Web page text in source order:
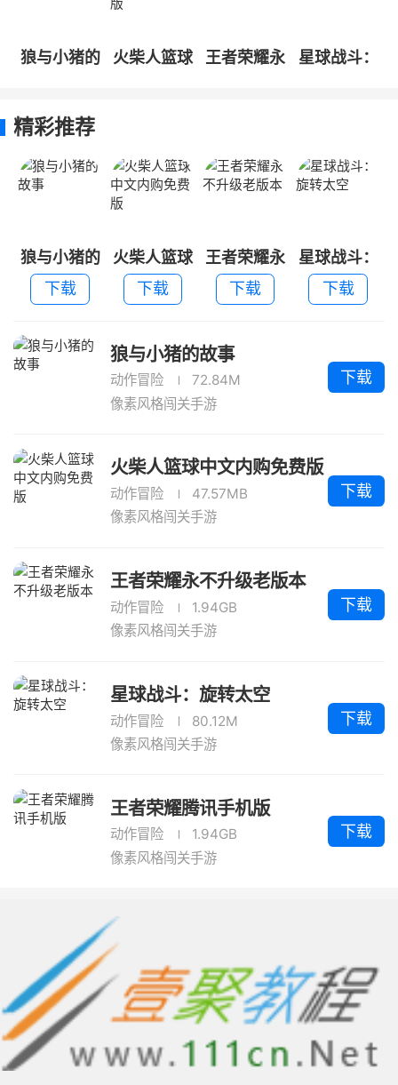
狼与小猪的
火柴人篮球
王者荣耀永
星球战斗：
精彩推荐
狼与小猪的
故事
下载
火柴人篮球
中文内购免
费版
下载
王者荣耀永
不升级老版
本
下载
星球战斗：
旋转太空
下载
狼与小猪的故事
动作冒险
72.84M
像素风格闯关手游
下载
火柴人篮球中文内购免费版
动作冒险
47.57MB
像素风格闯关手游
下载
王者荣耀永不升级老版本
动作冒险
1.94GB
像素风格闯关手游
下载
星球战斗：旋转太空
动作冒险
80.12M
像素风格闯关手游
下载
王者荣耀腾讯手机版
动作冒险
1.94GB
像素风格闯关手游
下载